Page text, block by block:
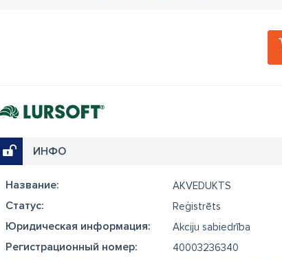
ИНФО
Название: AKVEDUKTS
Cтатус: Reģistrēts
Юридическая информация: Akciju sabiedrība
Регистрационный номер: 40003236340